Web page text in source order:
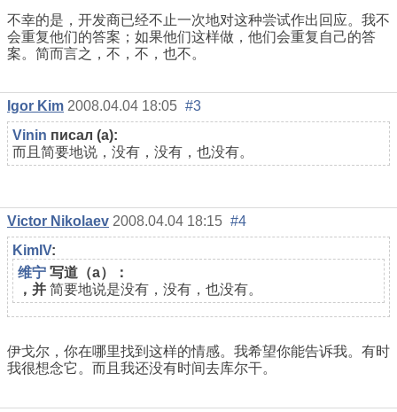
不幸的是，开发商已经不止一次地对这种尝试作出回应。我不
会重复他们的答案；如果他们这样做，他们会重复自己的答
案。简而言之，不，不，也不。
Igor Kim 2008.04.04 18:05 #3
Vinin писал (а):
而且简要地说，没有，没有，也没有。
Victor Nikolaev 2008.04.04 18:15 #4
KimIV:
维宁 写道（a）：
，并 简要地说是没有，没有，也没有。
伊戈尔，你在哪里找到这样的情感。我希望你能告诉我。有时
我很想念它。而且我还没有时间去库尔干。